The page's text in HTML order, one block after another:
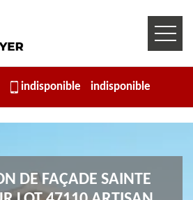
indisponible indisponible
DE FAÇADE SAINTE